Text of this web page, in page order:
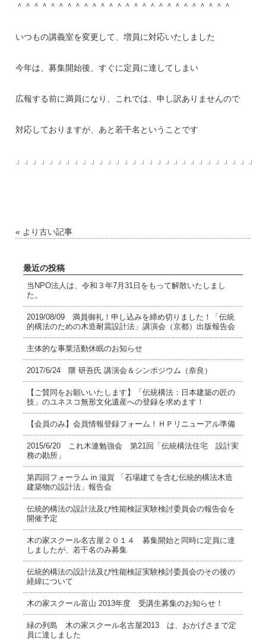
＾＾＾＾＾＾＾＾＾＾＾＾＾＾＾＾＾＾＾＾＾＾＾＾＾＾
いつもの講義室を変更して、増員に対応いたしました
今年は、募集開始後、すぐに定員に達してしまい
広報する前に満員になり、これでは、申し訳ありませんので
対応しておりますが、あと若干名ということです
」」」」」」」」」」」」」」」」」」」」」」」」」」」」」
« より古い記事
最近の投稿
当NPO法人は、令和３年7月31日をもって解散いたしまし
た。
2019/08/09 満員御礼！申し込みを締め切りました！「伝統
的構法のための木造耐震設計法」講演会（京都）出版報告会
主体的な事業活動休眠のお知らせ
2017/6/24 隈 研吾氏 講演会＆シンポジウム（奈良）
【ご賛同をお願いいたします】「伝統構法：日本建築の匠の
技」のユネスコ無形文化遺産への登録を求めます！
【会員のみ】会員情報登録フォーム！ＨＰリニューアル準備
2015/6/20 これ木連勉強会 第21回「伝統構法住宅 設計実
務の勘所」
第四回フォーラム in 滋賀 「石場建てを含む伝統的構法木造
建築物の設計法」報告会
伝統的構法の設計法及び性能検証実験検討委員会の報告会を
開催予定
木の家スクール名古屋２０１４ 募集開始と同時に定員に達
しましたが、若干名のみ募集
伝統的構法の設計法及び性能検証実験検討委員会のその後の
経緯について
木の家スクール富山 2013年度 受講生募集のお知らせ！
緑の列島 木の家スクール名古屋2013 は、おかげさまで定
員に達しました